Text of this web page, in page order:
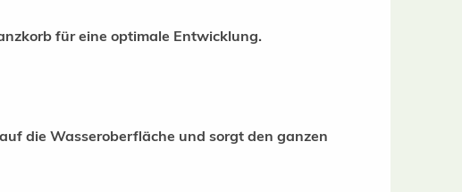
für eine optimale Entwicklung.
die Wasseroberfläche und sorgt den ganzen